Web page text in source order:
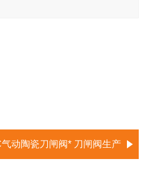
动陶瓷刀闸阀* 刀闸阀生产